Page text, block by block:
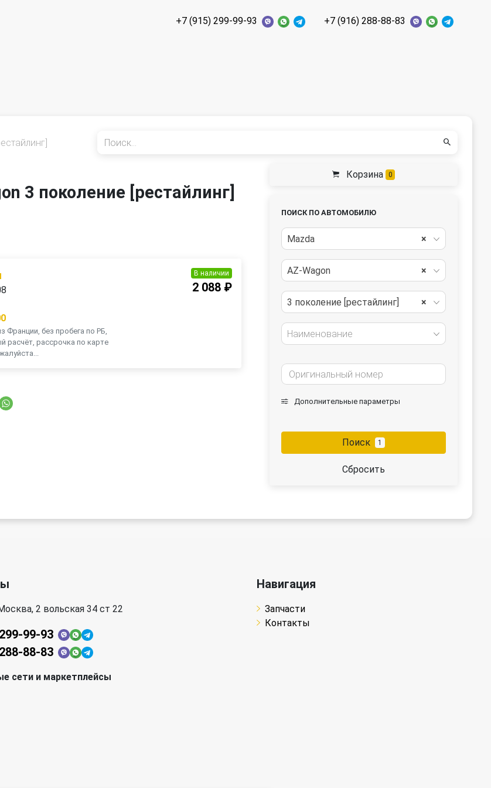
+7 (915) 299-99-93 +7 (916) 288-88-83
3 поколение [рестайлинг]
Франции, без пробега по РБ,
расчёт, рассрочка по карте
В наличии
2 088 ₽
Корзина 0
ПОИСК ПО АВТОМОБИЛЮ
×
Mazda
×
AZ-Wagon
×
3 поколение [рестайлинг]
Наименование
Дополнительные параметры
Поиск 1
Сбросить
2 вольская 34 ст 22
99-93
88-83
сети и маркетплейсы
Навигация
Запчасти
Контакты